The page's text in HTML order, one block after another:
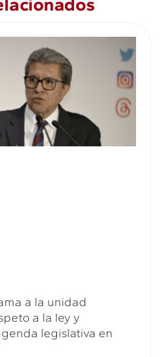
a la unidad
a la ley y
legislativa en